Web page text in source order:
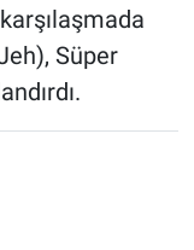
Süper